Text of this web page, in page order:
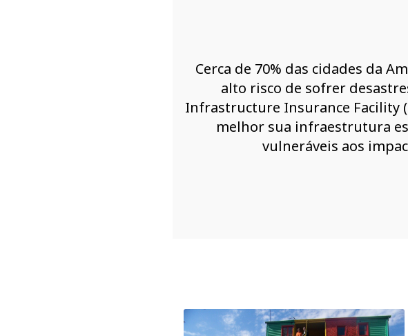
Cerca de 70% das cidades da
alto risco de sofrer
Infrastructure Insurance Facility
melhor sua infraestrutura
vulneráveis aos